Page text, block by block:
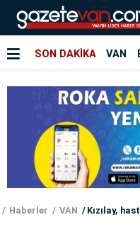
SON DAKİKA VAN
Haberler VAN Kızılay, hasta